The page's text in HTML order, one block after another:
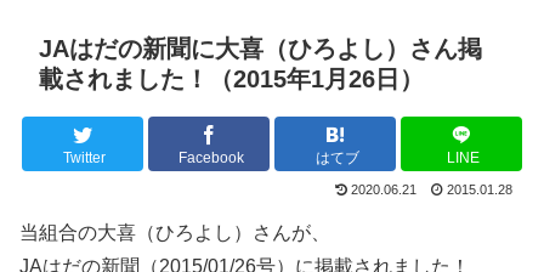
JAはだの新聞に大喜（ひろよし）さん掲
載されました！（2015年1月26日）
Twitter Facebook はてブ LINE
2020.06.21 2015.01.28
当組合の大喜（ひろよし）さんが、
JAはだの新聞（2015/01/26号）に掲載されました！